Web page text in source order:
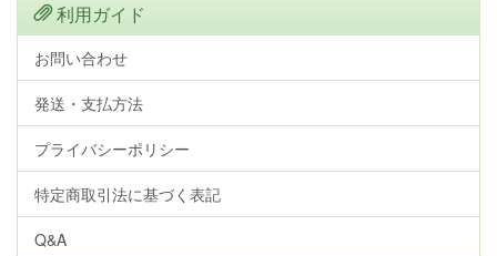
利用ガイド
お問い合わせ
発送・支払方法
プライバシーポリシー
特定商取引法に基づく表記
Q&A